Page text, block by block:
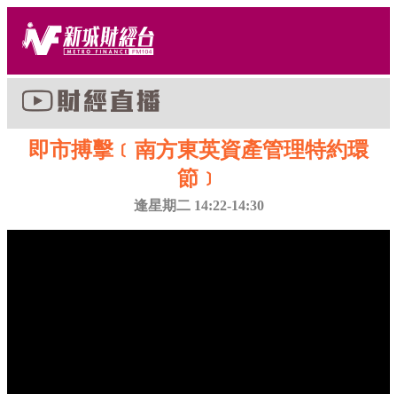
即市搏擊﹝南方東英資產管理特約環
節﹞
逢星期二 14:22-14:30